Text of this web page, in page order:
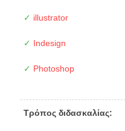
✓ illustrator
✓ Indesign
✓ Photoshop
Τρόπος διδασκαλίας: